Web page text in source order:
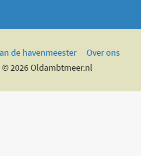
de havenmeester
Over ons
© 2026 Oldambtmeer.nl